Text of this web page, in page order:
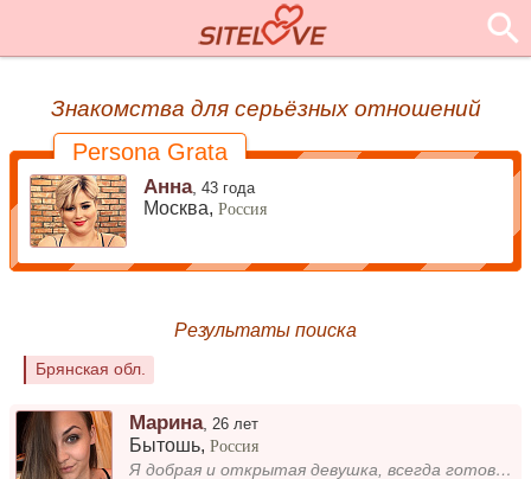
Знакомства для серьёзных отношений
Persona Grata
Анна,43 года
Москва,Россия
Результаты поиска
Брянская обл.
Марина, 26 лет
Бытошь,Россия
Я добрая и открытая девушка, всегда готова к новым знакомствам и интересным разговорам. Мне нравится находить общий язык...